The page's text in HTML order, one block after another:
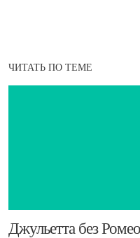
ЧИТАТЬ ПО ТЕМЕ
​Джульетта без Ромео